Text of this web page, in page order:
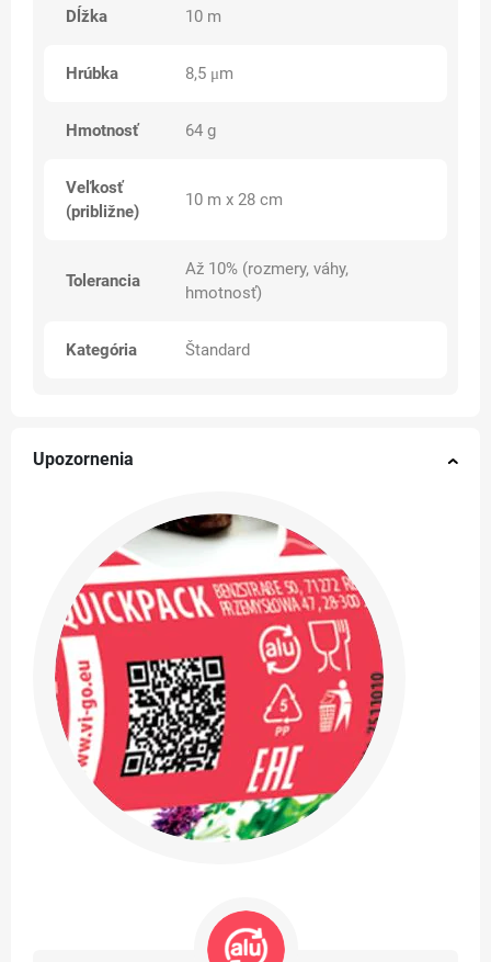
Dĺžka 10 m
Hrúbka 8,5 μm
Hmotnosť 64 g
Veľkosť
(približne)
10 m x 28 cm
Tolerancia
Až 10% (rozmery, váhy,
hmotnosť)
Kategória Štandard
Upozornenia